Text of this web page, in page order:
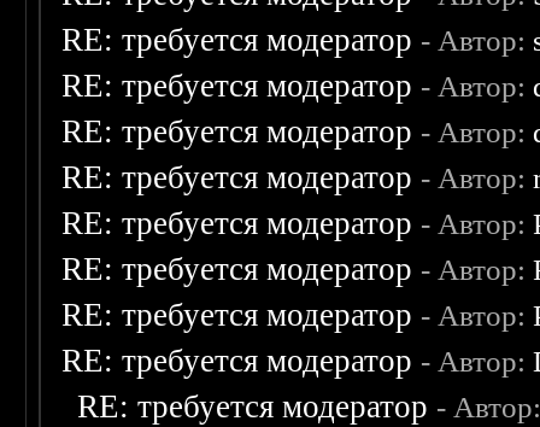
RE: требуется модератор - Автор:
RE: требуется модератор - Автор:
RE: требуется модератор - Автор:
RE: требуется модератор - Автор:
RE: требуется модератор - Автор:
RE: требуется модератор - Автор:
RE: требуется модератор - Автор:
RE: требуется модератор - Автор:
RE: требуется модератор -